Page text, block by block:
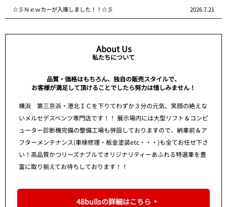
☆彡Ｎｅｗカーが入庫しました！！☆彡 2026.7.21
About Us
私たちについて
品質・価格はもちろん、独自の販売スタイルで、
お客様が満足して頂けることでしたら努力は惜しみません！
横浜 第三京浜・港北ＩＣを下りてわずか３分の元気、笑顔の絶えな
いメルセデスベンツ専門店です！！ 展示場内には大型リフト＆コンピ
ューター診断機完備の整備工場も併設しておりますので、納車前＆ア
フターメンテナンス(車検修理・板金塗装etc・・・)も全てお任せ下さ
い！高品質かつリーズナブルでオリジナリティーあふれる特選車を豊
富に取り揃えてお待ちしております！！
48bullsの詳細はこちら